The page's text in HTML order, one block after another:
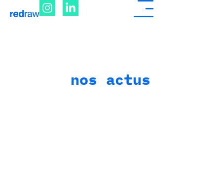
nos actus